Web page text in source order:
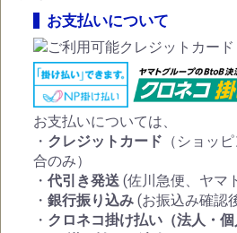
お支払いについて
お支払いについては、
・ クレジットカード （ショッ
合のみ）
・代引き発送 (佐川急便、ヤマ
・銀行振り込み (お振込み確認
・ クロネコ掛け払い（法人・個